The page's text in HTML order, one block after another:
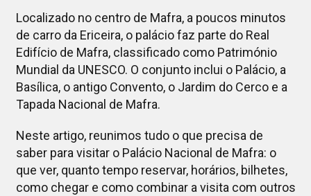
Localizado no centro de Mafra, a poucos minutos
de carro da Ericeira, o palácio faz parte do Real
Edifício de Mafra, classificado como Património
Mundial da UNESCO. O conjunto inclui o Palácio, a
Basílica, o antigo Convento, o Jardim do Cerco e a
Tapada Nacional de Mafra.
Neste artigo, reunimos tudo o que precisa de
saber para visitar o Palácio Nacional de Mafra: o
que ver, quanto tempo reservar, horários, bilhetes,
como chegar e como combinar a visita com outros